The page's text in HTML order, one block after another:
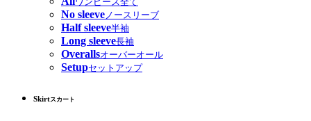
No sleeveノースリーブ
Half sleeve半袖
Long sleeve長袖
Overallsオーバーオール
Setupセットアップ
Skirtスカート